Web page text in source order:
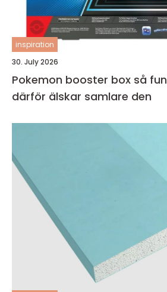
inspiration
30. July 2026
Pokemon booster box så funkar den och
därför älskar samlare den